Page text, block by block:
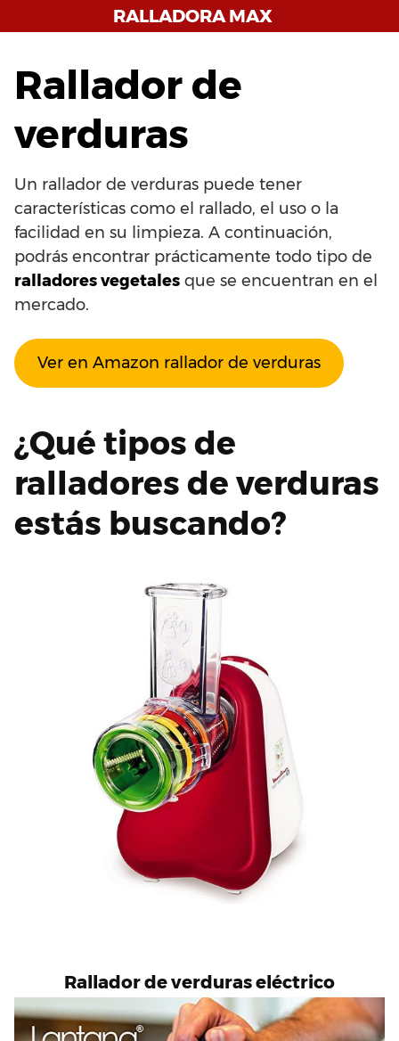
al
RALLADORA MAX
Rallador de
verduras
Un rallador de verduras puede tener
características como el rallado, el uso o la
facilidad en su limpieza. A continuación,
podrás encontrar prácticamente todo tipo de
ralladores vegetales que se encuentran en el
mercado.
Ver en Amazon rallador de verduras
¿Qué tipos de
ralladores de verduras
estás buscando?
Rallador de verduras eléctrico